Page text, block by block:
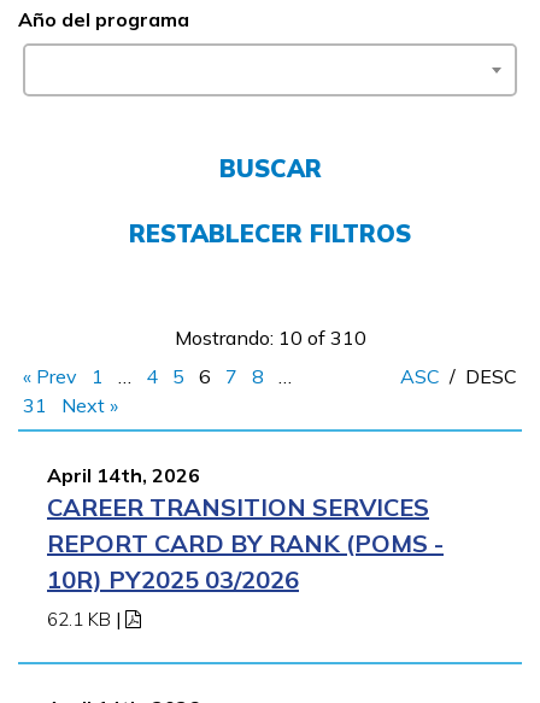
FAQs
Año del programa
BUSCAR
RESTABLECER FILTROS
Mostrando: 10 of 310
« Prev
1 … 4 5 6 7 8
…
31
Next »
ASC / DESC
April 14th, 2026
CAREER TRANSITION SERVICES
REPORT CARD BY RANK (POMS -
10R) PY2025 03/2026
62.1 KB |